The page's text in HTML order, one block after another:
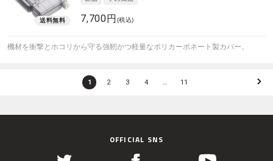
7,700円 (税込)
機材を衝撃とホコリから守る強靭かつ軽量なポリカーボネート製カバー。
1 2 3 4 … 11
OFFICIAL SNS